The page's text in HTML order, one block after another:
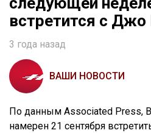
встретится с
3 года назад
ВАШИ НОВОСТИ
По данным Associated Press,
намерен 21 сентября